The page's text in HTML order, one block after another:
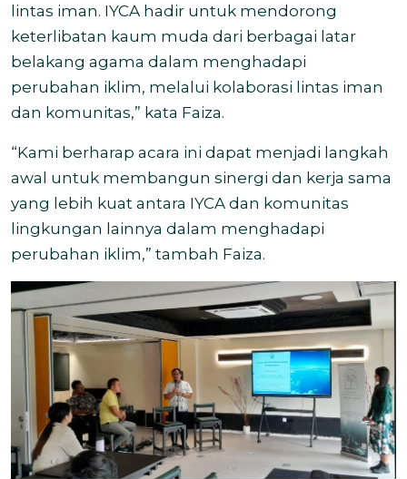
lintas iman. IYCA hadir untuk mendorong
keterlibatan kaum muda dari berbagai latar
belakang agama dalam menghadapi
perubahan iklim, melalui kolaborasi lintas iman
dan komunitas,” kata Faiza.
“Kami berharap acara ini dapat menjadi langkah
awal untuk membangun sinergi dan kerja sama
yang lebih kuat antara IYCA dan komunitas
lingkungan lainnya dalam menghadapi
perubahan iklim,” tambah Faiza.